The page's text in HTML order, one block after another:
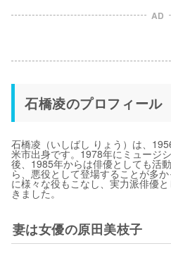
AD
石橋凌のプロフィール
石橋凌（いしばし りょう）は、
米市出身です。1978年にミュージ
後、1985年からは俳優としても活
ら、悪役として登場することが多
に様々な役もこなし、実力派俳優
きました。
妻は女優の原田美枝子